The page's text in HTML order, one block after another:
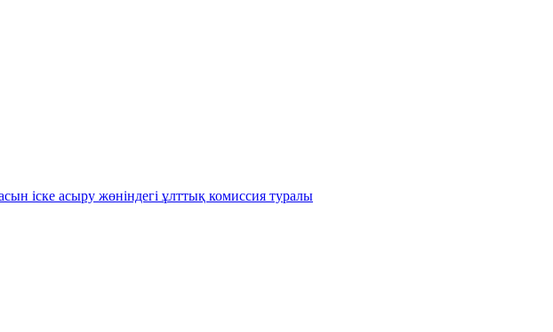
іске асыру жөніндегі ұлттық комиссия туралы